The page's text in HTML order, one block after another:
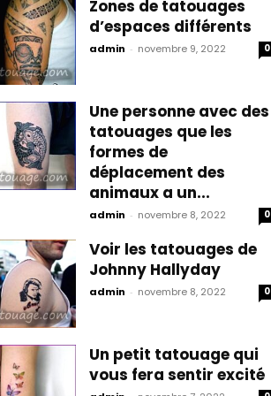
Zones de tatouages
d’espaces différents
admin - novembre 9, 2022 0
Une personne avec des
tatouages que les
formes de
déplacement des
animaux a un...
admin - novembre 8, 2022 0
Voir les tatouages de
Johnny Hallyday
admin - novembre 8, 2022 0
Un petit tatouage qui
vous fera sentir excité